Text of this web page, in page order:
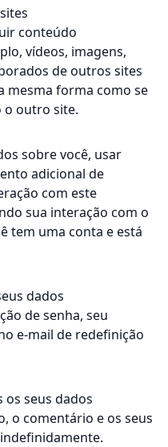
conteúdo
vídeos, imagens,
de outros sites
mesma forma como se
o outro site.
sobre você, usar
adicional de
com este
sua interação com o
tem uma conta e está
dados
de senha, seu
e-mail de redefinição
seus dados
o comentário e os seus